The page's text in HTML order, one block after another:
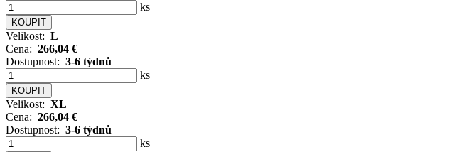
ks
Velikost: L
Cena: 266,04 €
Dostupnost: 3-6 týdnů
ks
Velikost: XL
Cena: 266,04 €
Dostupnost: 3-6 týdnů
ks